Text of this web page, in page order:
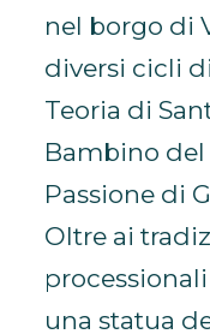
nel borgo di
diversi cicli
Teoria di
Bambino del
Passione di
Oltre ai
una statua